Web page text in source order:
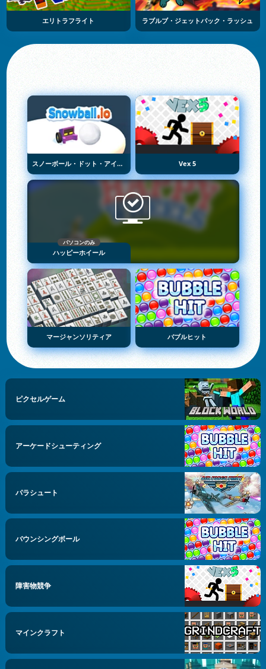
エリトラフライト ラブルブ・ジェットパック・ラッシュ
スノーボール・ドット・アイオー Vex 5
パソコンのみ
ハッピーホイール
マージャンソリティア バブルヒット
ピクセルゲーム
アーケードシューティング
パラシュート
バウンシングボール
障害物競争
マインクラフト